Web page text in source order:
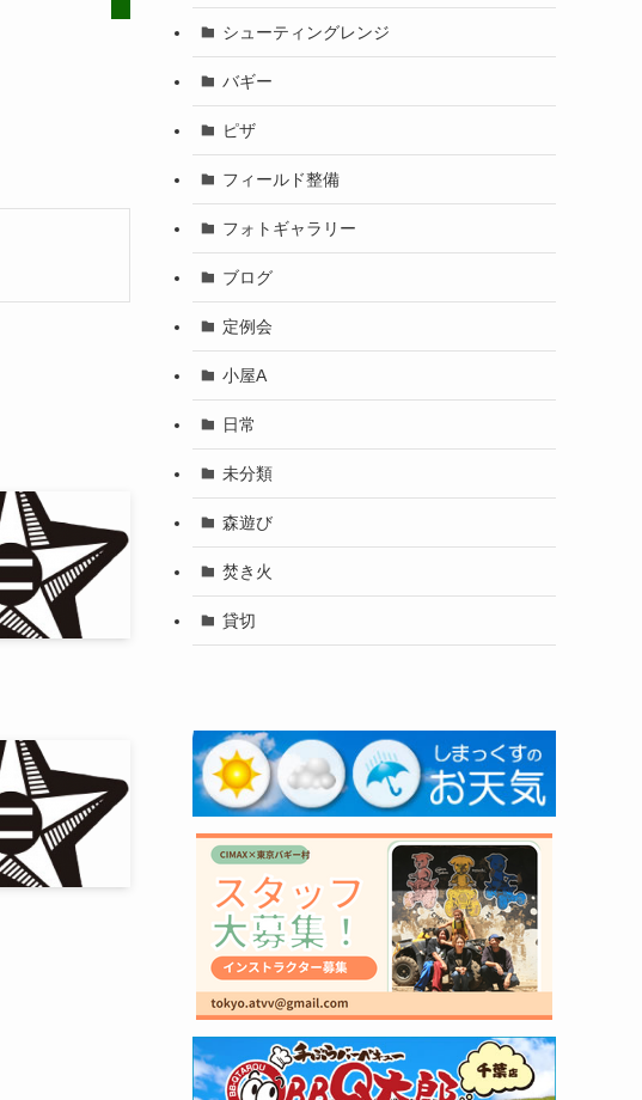
シューティングレンジ
バギー
ピザ
フィールド整備
フォトギャラリー
ブログ
定例会
小屋A
日常
未分類
森遊び
焚き火
貸切